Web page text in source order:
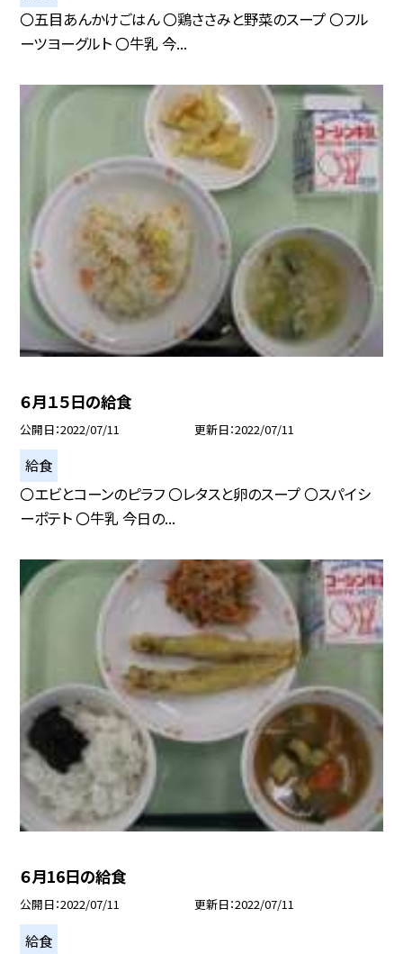
〇五目あんかけごはん 〇鶏ささみと野菜のスープ 〇フル
ーツヨーグルト 〇牛乳 今...
６月１５日の給食
公開日 2022/07/11 更新日 2022/07/11
給食
〇エビとコーンのピラフ 〇レタスと卵のスープ 〇スパイシ
ーポテト 〇牛乳 今日の...
６月16日の給食
公開日 2022/07/11 更新日 2022/07/11
給食